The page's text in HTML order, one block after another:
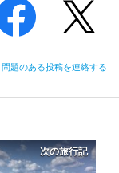
問題のある投稿を連絡する
次の旅行記